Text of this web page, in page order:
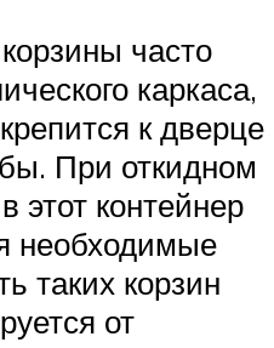
часто
каркаса,
к дверце
При откидном
этот контейнер
необходимые
таких корзин
от